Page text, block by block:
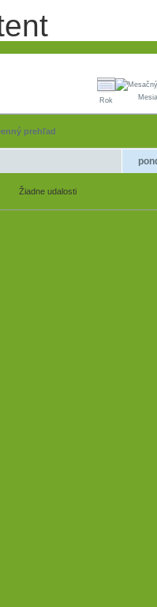
Rok
prehľad
Žiadne udalosti